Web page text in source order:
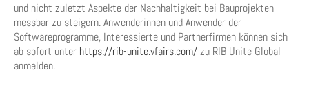
und nicht zuletzt Aspekte der Nachhaltigkeit bei Bauprojekten
messbar zu steigern. Anwenderinnen und Anwender der
Softwareprogramme, Interessierte und Partnerfirmen können sich
ab sofort unter https://rib-unite.vfairs.com/zu RIB Unite Global
anmelden.